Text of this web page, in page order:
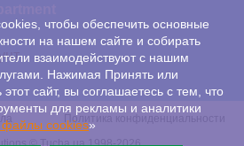
Политика конфиденциальности
© Tucha.ua 1998-2026
чтобы обеспечить основные
на нашем сайте и собирать
взаимодействуют с нашим
Нажимая Принять или
сайт, вы соглашаетесь с тем, что
для рекламы и аналитики
файлы сookies»